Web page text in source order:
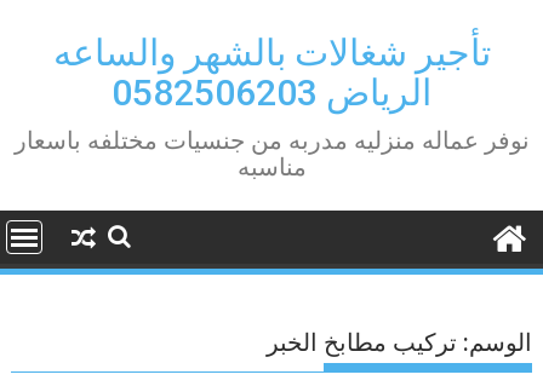
contentتأجير شغالات بالشهر والساعه
الرياض 0582506203
نوفر عماله منزليه مدربه من جنسيات مختلفه باسعار
مناسبه
الوسم: تركيب مطابخ الخبر